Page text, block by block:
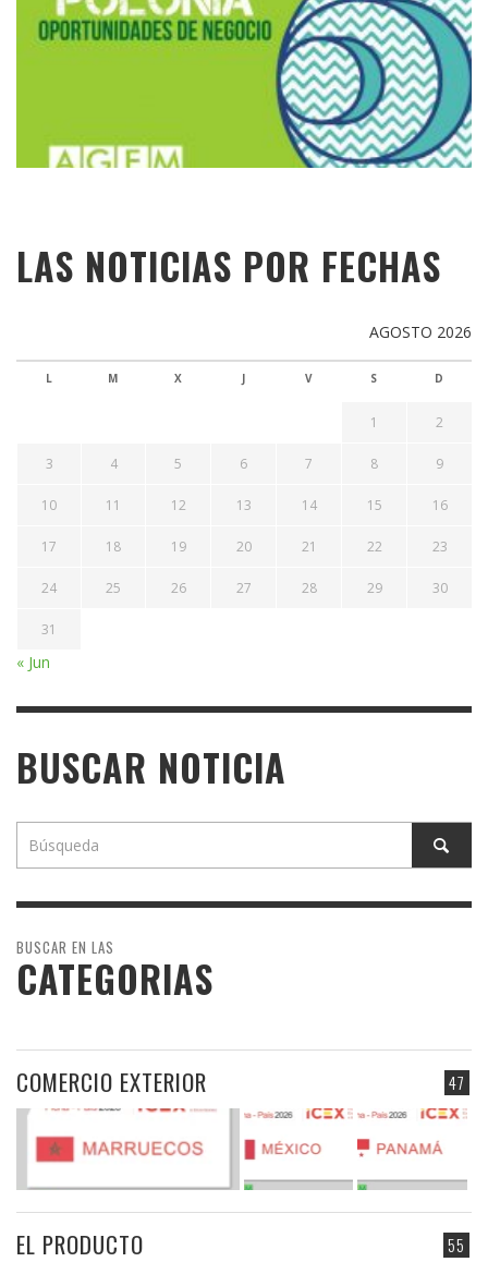
LAS NOTICIAS POR FECHAS
AGOSTO 2026
L M X J V S D
1 2
3 4 5 6 7 8 9
10 11 12 13 14 15 16
17 18 19 20 21 22 23
24 25 26 27 28 29 30
31
« Jun
BUSCAR NOTICIA
BUSCAR EN LAS
CATEGORIAS
47
COMERCIO EXTERIOR
55
EL PRODUCTO